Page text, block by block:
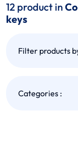
12 product in
keys
Filter products
Categories :